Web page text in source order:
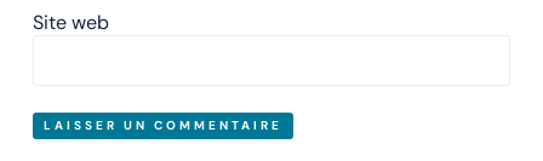
Site web